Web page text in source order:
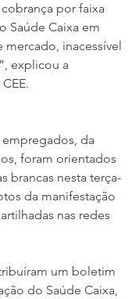
por faixa
Saúde Caixa em
mercado, inacessível
explicou a
da
foram orientados
brancas nesta terça-
da manifestação
nas redes
um boletim
do Saúde Caixa,